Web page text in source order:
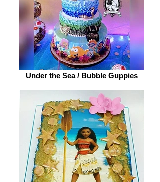
Under the Sea / Bubble Guppies